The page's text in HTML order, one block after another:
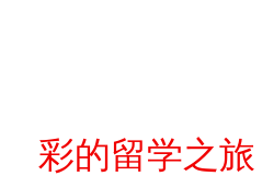
彩的留学之旅